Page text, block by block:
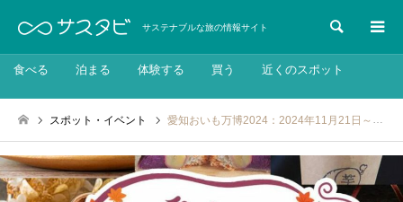
サステナブルな旅の情報サイト 検索
食べる 泊まる 体験する 買う 近くのスポット
スポット・イベント 愛知おいも万博2024：2024年11月21日～24日